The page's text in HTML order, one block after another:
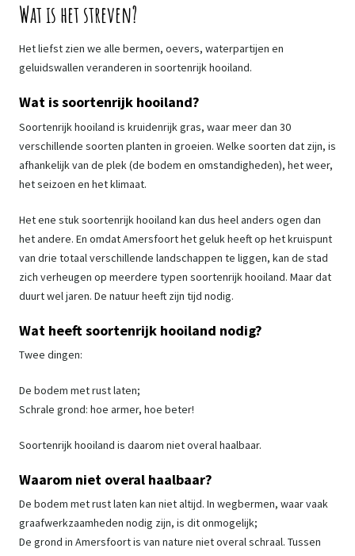
Wat is het streven?
Het liefst zien we alle bermen, oevers, waterpartijen en
geluidswallen veranderen in soortenrijk hooiland.
Wat is soortenrijk hooiland?
Soortenrijk hooiland is kruidenrijk gras, waar meer dan 30
verschillende soorten planten in groeien. Welke soorten dat zijn, is
afhankelijk van de plek (de bodem en omstandigheden), het weer,
het seizoen en het klimaat.
Het ene stuk soortenrijk hooiland kan dus heel anders ogen dan
het andere. En omdat Amersfoort het geluk heeft op het kruispunt
van drie totaal verschillende landschappen te liggen, kan de stad
zich verheugen op meerdere typen soortenrijk hooiland. Maar dat
duurt wel jaren. De natuur heeft zijn tijd nodig.
Wat heeft soortenrijk hooiland nodig?
Twee dingen:
​De bodem met rust laten;
Schrale grond: hoe armer, hoe beter!
Soortenrijk hooiland is daarom niet overal haalbaar.
Waarom niet overal haalbaar?
De bodem met rust laten kan niet altijd. In wegbermen, waar vaak
graafwerkzaamheden nodig zijn, is dit onmogelijk;
​De grond in Amersfoort is van nature niet overal schraal. Tussen